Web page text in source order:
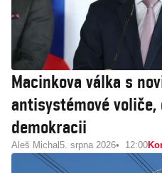
Macinkova válka s
antisystémové
demokracii
Aleš Michal 5. srpna 2026 12:00